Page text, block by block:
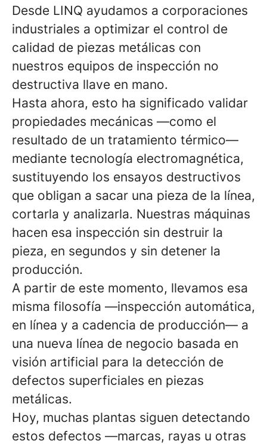
Desde LINQ ayudamos a corporaciones
industriales a optimizar el control de
calidad de piezas metálicas con
nuestros equipos de inspección no
destructiva llave en mano.
Hasta ahora, esto ha significado validar
propiedades mecánicas —como el
resultado de un tratamiento térmico—
mediante tecnología electromagnética,
sustituyendo los ensayos destructivos
que obligan a sacar una pieza de la línea,
cortarla y analizarla. Nuestras máquinas
hacen esa inspección sin destruir la
pieza, en segundos y sin detener la
producción.
A partir de este momento, llevamos esa
misma filosofía —inspección automática,
en línea y a cadencia de producción— a
una nueva línea de negocio basada en
visión artificial para la detección de
defectos superficiales en piezas
metálicas.
Hoy, muchas plantas siguen detectando
estos defectos —marcas, rayas u otras